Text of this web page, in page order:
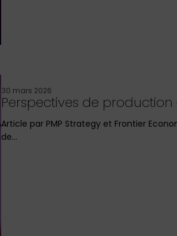
30 mars 2026
Perspectives de
Article par PMP Strategy et Frontier
de…